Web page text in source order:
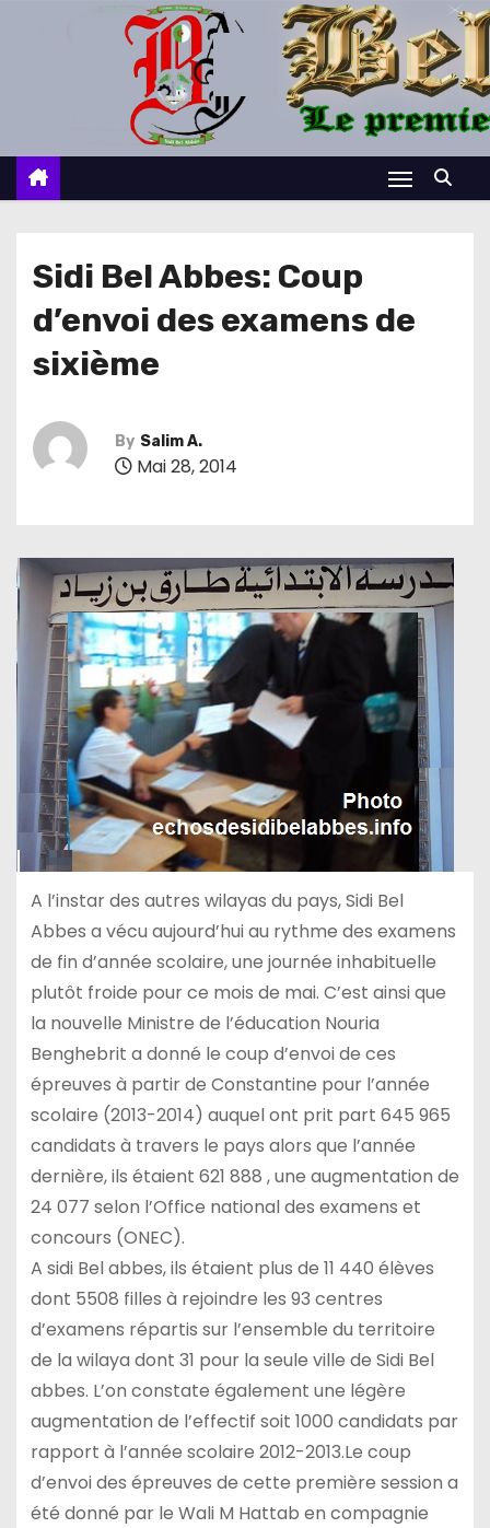
c
Sidi Bel Abbes: Coup
d’envoi des examens de
sixième
By Salim A.
Mai 28, 2014
A l’instar des autres wilayas du pays, Sidi Bel
Abbes a vécu aujourd’hui au rythme des examens
de fin d’année scolaire, une journée inhabituelle
plutôt froide pour ce mois de mai. C’est ainsi que
la nouvelle Ministre de l’éducation Nouria
Benghebrit a donné le coup d’envoi de ces
épreuves à partir de Constantine pour l’année
scolaire (2013-2014) auquel ont prit part 645 965
candidats à travers le pays alors que l’année
dernière, ils étaient 621 888 , une augmentation de
24 077 selon l’Office national des examens et
concours (ONEC).
A sidi Bel abbes, ils étaient plus de 11 440 élèves
dont 5508 filles à rejoindre les 93 centres
d’examens répartis sur l’ensemble du territoire
de la wilaya dont 31 pour la seule ville de Sidi Bel
abbes. L’on constate également une légère
augmentation de l’effectif soit 1000 candidats par
rapport à l’année scolaire 2012-2013.Le coup
d’envoi des épreuves de cette première session a
été donné par le Wali M Hattab en compagnie